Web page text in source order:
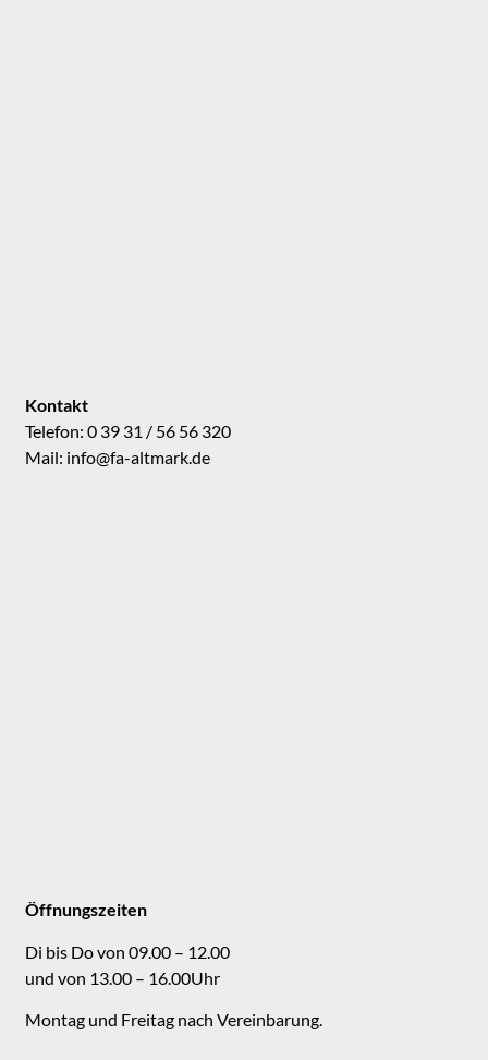
Öffnungszeiten
Di bis Do von 09.00 – 12.00
und von 13.00 – 16.00Uhr
Montag und Freitag nach Vereinbarung.
Kontakt
Telefon: 0 39 31 / 56 56 320
Mail: info@fa-altmark.de